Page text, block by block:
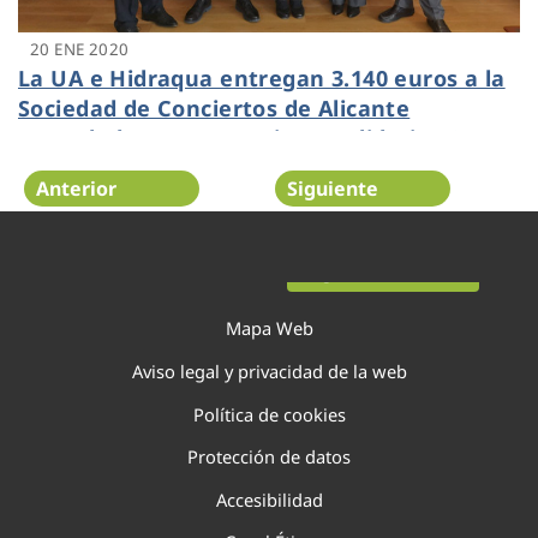
20 ENE 2020
La UA e Hidraqua entregan 3.140 euros a la
Sociedad de Conciertos de Alicante
recaudados en su concierto solidario 121
Aniversario Aguas de Alicante
Anterior Siguiente
Mapa Web
Aviso legal y privacidad de la web
Política de cookies
Protección de datos
Accesibilidad